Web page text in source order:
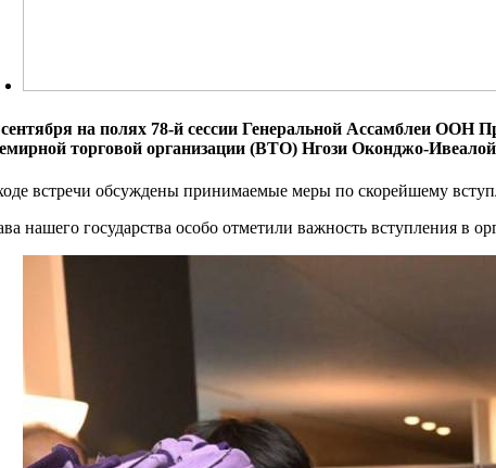
на полях 78-й сессии Генеральной Ассамблеи ООН
торговой организации (ВТО) Нгози Оконджо-
встречи обсуждены принимаемые меры по скорейшему
нашего государства особо отметили важность вступления в